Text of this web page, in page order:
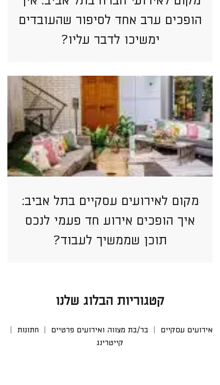
הופכים ערב אחד לסיפור שהעובדים
ימשיכו לדבר עליו?
מקום לאירועים עסקיים בתל אביב:
איך הופכים אירוע חד פעמי לנכס
תוכן שממשיך לעבוד?
קטגוריות הבלוג שלנו
אירועים עסקיים בר/בת מצווה ואירועים פרטיים
חתונות
קייטרינג